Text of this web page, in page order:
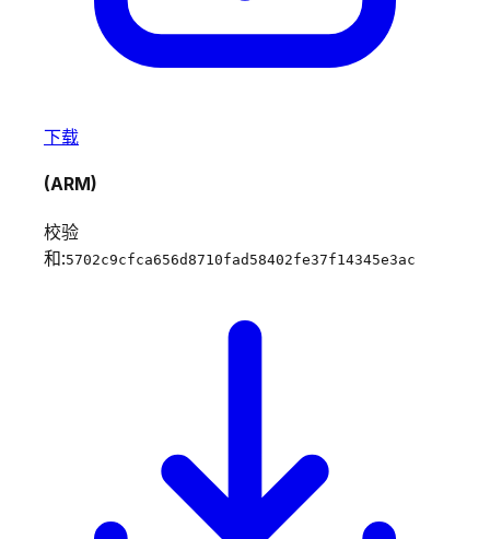
下载
(ARM)
校验
和:5702c9cfca656d8710fad58402fe37f14345e3ac